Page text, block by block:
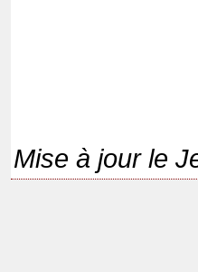
Mise à jour le